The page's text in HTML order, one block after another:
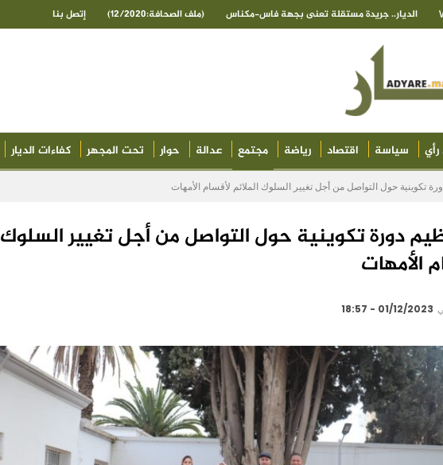
الديار.. جريدة مستقلة تعنى بجهة فاس-مكناس (ملف الصحافة:12/2020) إتصل بنا
سياسة اقتصاد رياضة مجتمع عدالة حوار تحت المجهر كفاءات الديار
تكوينية حول التواصل من أجل تغيير السلوك الملائم لأقسام الأمهات
دورة تكوينية حول التواصل من أجل تغيير السلوك
الأمهات
01/12/2023 - 18:57